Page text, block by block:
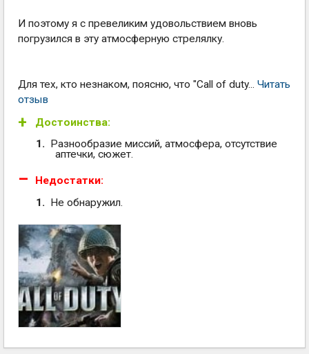
И поэтому я с превеликим удовольствием вновь
погрузился в эту атмосферную стрелялку.
Для тех, кто незнаком, поясню, что "Call of duty... Читать
отзыв
Достоинства:
Разнообразие миссий, атмосфера, отсутствие
аптечки, сюжет.
Недостатки:
Не обнаружил.